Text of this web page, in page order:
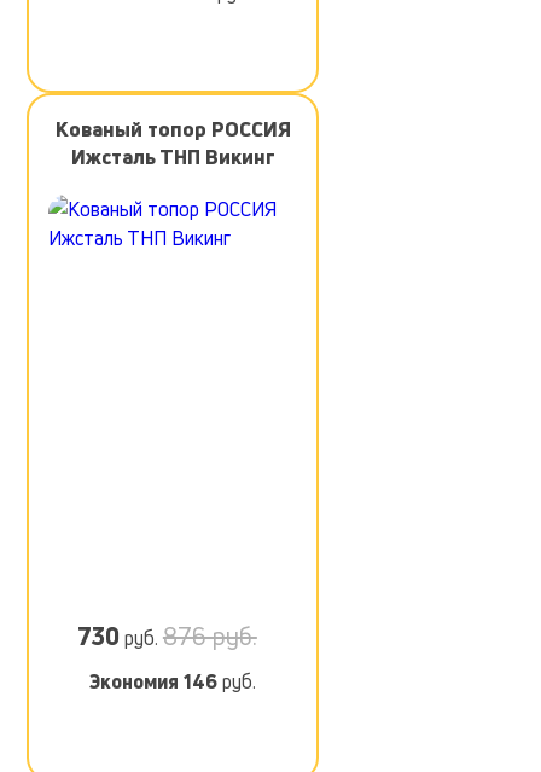
Кованый топор РОССИЯ
Ижсталь ТНП Викинг
730 руб. 876 руб.
Экономия 146руб.